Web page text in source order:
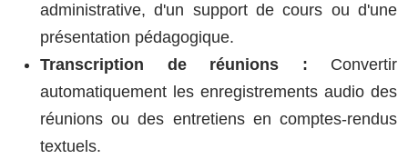
administrative, d'un support de cours ou d'une
présentation pédagogique.
Transcription de réunions : Convertir
automatiquement les enregistrements audio des
réunions ou des entretiens en comptes-rendus
textuels.